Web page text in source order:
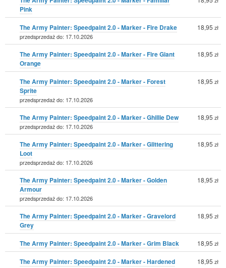
Pink
The Army Painter: Speedpaint 2.0 - Marker - Fire Drake
przedsprzedaż do: 17.10.2026
18,95 zł
The Army Painter: Speedpaint 2.0 - Marker - Fire Giant
Orange
18,95 zł
The Army Painter: Speedpaint 2.0 - Marker - Forest
Sprite
przedsprzedaż do: 17.10.2026
18,95 zł
The Army Painter: Speedpaint 2.0 - Marker - Ghillie Dew
przedsprzedaż do: 17.10.2026
18,95 zł
The Army Painter: Speedpaint 2.0 - Marker - Glittering
Loot
przedsprzedaż do: 17.10.2026
18,95 zł
The Army Painter: Speedpaint 2.0 - Marker - Golden
Armour
przedsprzedaż do: 17.10.2026
18,95 zł
The Army Painter: Speedpaint 2.0 - Marker - Gravelord
Grey
18,95 zł
The Army Painter: Speedpaint 2.0 - Marker - Grim Black 18,95 zł
The Army Painter: Speedpaint 2.0 - Marker - Hardened
18,95 zł